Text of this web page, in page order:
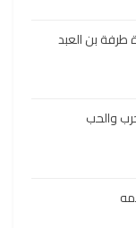
طرفة بن العبد
والحب